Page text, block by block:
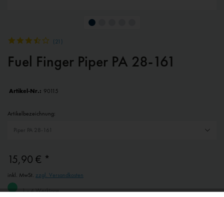
(21 )
Fuel Finger Piper PA 28-161
Artikel-Nr.: 90115
Artikelbezeichnung:
15,90 € *
inkl. MwSt. zzgl. Versandkosten
1 - 4 Werktage